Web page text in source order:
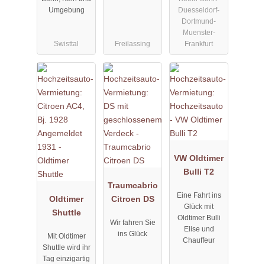
Umgebung
Swisttal Freilassing
Duesseldorf-
Dortmund-
Muenster-
Frankfurt
Oldtimer
Shuttle
Mit Oldtimer
Shuttle wird ihr
Tag einzigartig
Traumcabrio
Citroen DS
Wir fahren Sie
ins Glück
VW Oldtimer
Bulli T2
Eine Fahrt ins
Glück mit
Oldtimer Bulli
Elise und
Chauffeur